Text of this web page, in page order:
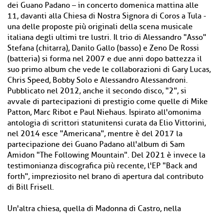
dei Guano Padano – in concerto domenica mattina alle
11, davanti alla Chiesa di Nostra Signora di Coros a Tula -
una delle proposte più originali della scena musicale
italiana degli ultimi tre lustri. Il trio di Alessandro "Asso"
Stefana (chitarra), Danilo Gallo (basso) e Zeno De Rossi
(batteria) si forma nel 2007 e due anni dopo battezza il
suo primo album che vede le collaborazioni di Gary Lucas,
Chris Speed, Bobby Solo e Alessandro Alessandroni.
Pubblicato nel 2012, anche il secondo disco, "2", si
avvale di partecipazioni di prestigio come quelle di Mike
Patton, Marc Ribot e Paul Niehaus. Ispirato all'omonima
antologia di scrittori statunitensi curata da Elio Vittorini,
nel 2014 esce "Americana", mentre è del 2017 la
partecipazione dei Guano Padano all'album di Sam
Amidon "The Following Mountain". Del 2021 è invece la
testimonianza discografica più recente, l'EP "Back and
forth", impreziosito nel brano di apertura dal contributo
di Bill Frisell.
Un'altra chiesa, quella di Madonna di Castro, nella